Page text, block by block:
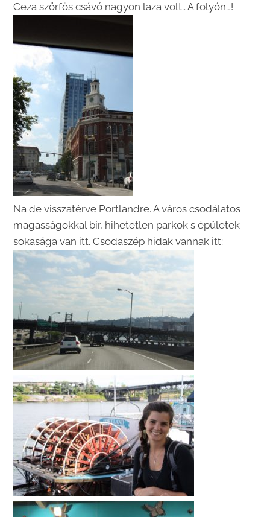
Ceza szörfös csávó nagyon laza volt.. A folyón…!
Na de visszatérve Portlandre. A város csodálatos
magasságokkal bír, hihetetlen parkok s épületek
sokasága van itt. Csodaszép hidak vannak itt: